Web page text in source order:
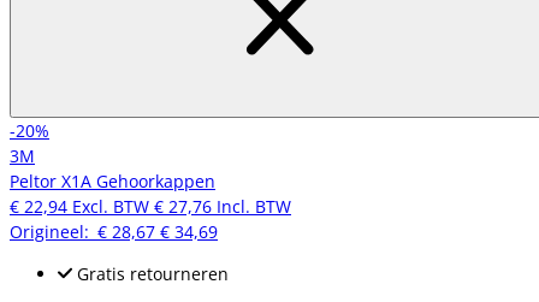
-20%
3M
Peltor X1A Gehoorkappen
€ 22,94 Excl. BTW € 27,76 Incl. BTW
Origineel: € 28,67 € 34,69
Gratis retourneren